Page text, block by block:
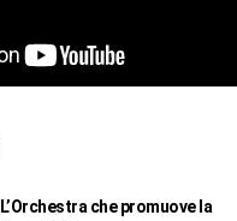
L’Orchestra che promuove la